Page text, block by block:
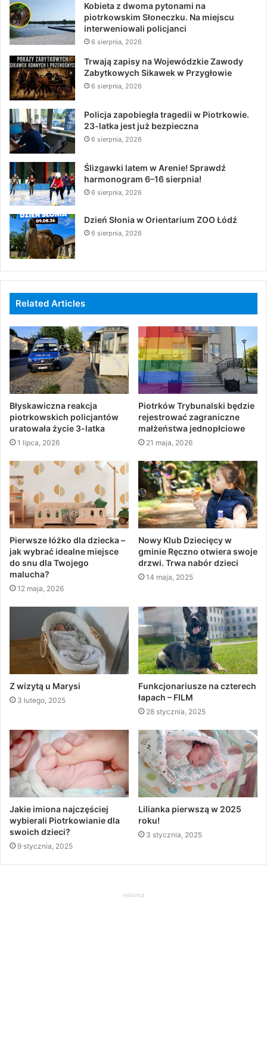
Kobieta z dwoma pytonami na
piotrkowskim Słoneczku. Na miejscu
interweniowali policjanci
6 sierpnia, 2026
Trwają zapisy na Wojewódzkie Zawody
Zabytkowych Sikawek w Przygłowie
6 sierpnia, 2026
Policja zapobiegła tragedii w Piotrkowie.
23-latka jest już bezpieczna
6 sierpnia, 2026
Ślizgawki latem w Arenie! Sprawdź
harmonogram 6–16 sierpnia!
6 sierpnia, 2026
Dzień Słonia w Orientarium ZOO Łódź
6 sierpnia, 2026
Related Articles
Błyskawiczna reakcja
piotrkowskich policjantów
uratowała życie 3-latka
1 lipca, 2026
Piotrków Trybunalski będzie
rejestrować zagraniczne
małżeństwa jednopłciowe
21 maja, 2026
Pierwsze łóżko dla dziecka –
jak wybrać idealne miejsce
do snu dla Twojego
malucha?
12 maja, 2026
Nowy Klub Dziecięcy w
gminie Ręczno otwiera swoje
drzwi. Trwa nabór dzieci
14 maja, 2025
Z wizytą u Marysi
3 lutego, 2025
Funkcjonariusze na czterech
łapach – FILM
28 stycznia, 2025
Jakie imiona najczęściej
wybierali Piotrkowianie dla
swoich dzieci?
9 stycznia, 2025
Lilianka pierwszą w 2025
roku!
3 stycznia, 2025
reklama